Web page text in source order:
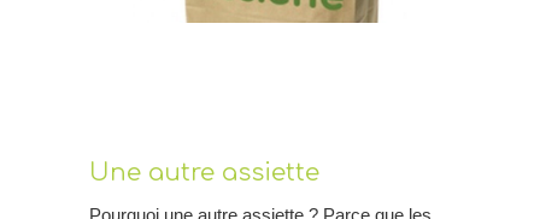
Une autre assiette
Pourquoi une autre assiette ? Parce que les